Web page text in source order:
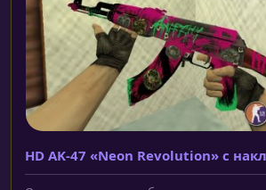
HD AK-47 «Neon Revolution» с